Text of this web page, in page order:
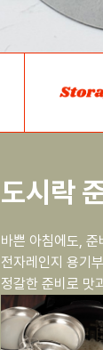
도시락
바쁜 아침에도,
전자레인지 용기
정갈한 준비로 맛